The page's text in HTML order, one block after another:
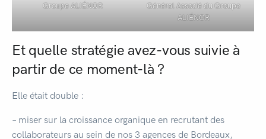
Groupe ALIÉNOR
Général Associé du Groupe
ALIÉNOR
Et quelle stratégie avez-vous suivie à
partir de ce moment-là ?
Elle était double :
– miser sur la croissance organique en recrutant des
collaborateurs au sein de nos 3 agences de Bordeaux,